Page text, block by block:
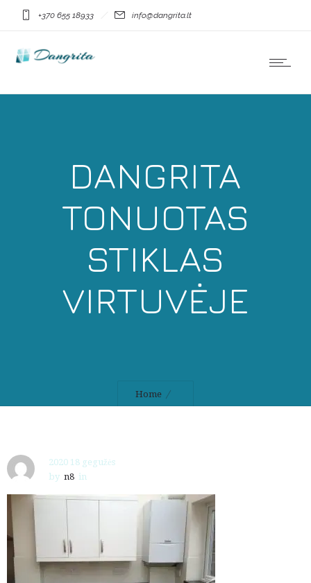
+370 655 18933 info@dangrita.lt
DANGRITA
TONUOTAS
STIKLAS
VIRTUVĖJE
Home
2020 18 gegužės
by n8 in